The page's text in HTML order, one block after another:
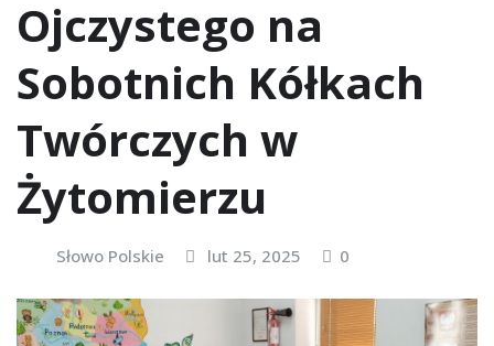
Ojczystego na
Sobotnich Kółkach
Twórczych w
Żytomierzu
Słowo Polskie lut 25, 2025 0